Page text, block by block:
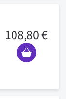
108,80 €